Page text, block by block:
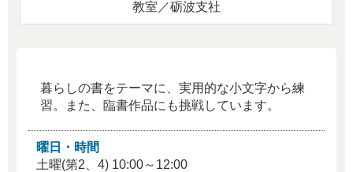
教室／砺波支社
暮らしの書をテーマに、実用的な小文字から練
習。また、臨書作品にも挑戦しています。
曜日・時間
土曜(第2、4) 10:00～12:00